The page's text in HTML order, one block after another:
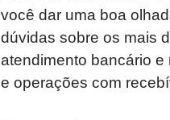
você dar uma boa
dúvidas sobre os mais
atendimento bancário
e operações com